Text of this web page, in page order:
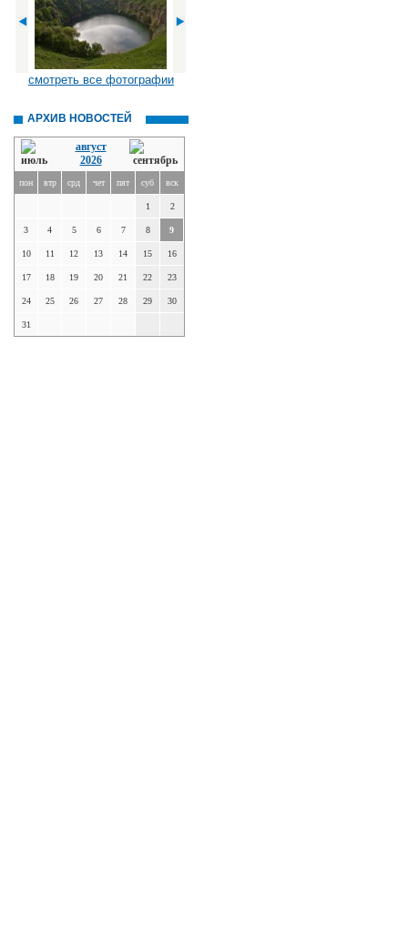
смотреть все фотографии
АРХИВ НОВОСТЕЙ
август
2026
пон втр срд чет пят суб вск
1 2
3 4 5 6 7 8 9
10 11 12 13 14 15 16
17 18 19 20 21 22 23
24 25 26 27 28 29 30
31